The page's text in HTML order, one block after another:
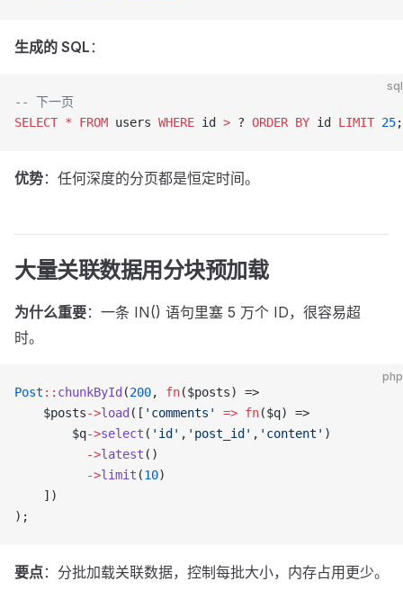
生成的 SQL ：
sql
-- 下一页
SELECT * FROM users WHERE id > ? ORDER BY id LIMIT 25;
优势：任何深度的分页都是恒定时间。
大量关联数据用分块预加载
为什么重要：一条 IN() 语句里塞 5 万个 ID，很容易超
时。
php
Post :: chunkById (200, fn($posts) =>
    $posts
->load ([ 'comments' => fn($q) =>
        $q
->select ( 'id' , 'post_id' , 'content' )
          ->
latest ()
          ->
limit (10)
    ])
);
要点：分批加载关联数据，控制每批大小，内存占用更少。